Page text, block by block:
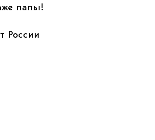
папы!
России